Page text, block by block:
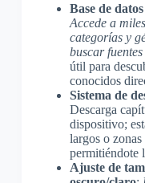
Base de
Accede a
categorías y
buscar
útil para
conocidos
Sistema de
Descarga
dispositivo;
largos o
permitiéndote
Ajuste de